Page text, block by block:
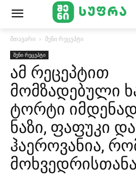
მთავარი შენი რეცეპტი
შენი რეცეპტი
ამ რეცეპტით
მომზადებული
ტორტი
ნაზი, ფაფუკი და
ჰაეროვანია,